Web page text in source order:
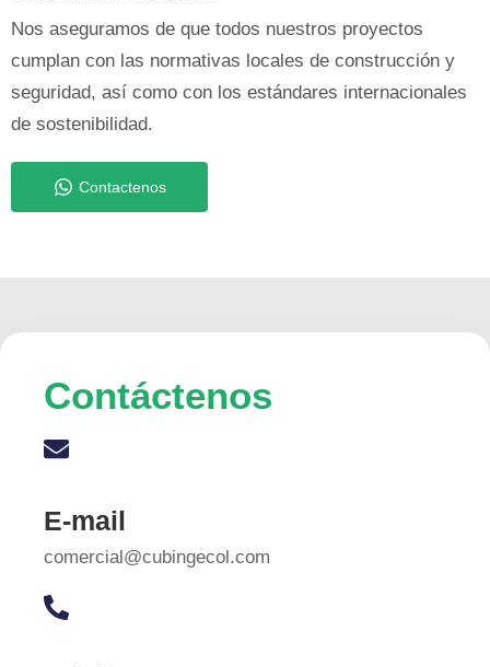
Nos aseguramos de que todos nuestros proyectos
cumplan con las normativas locales de construcción y
seguridad, así como con los estándares internacionales
de sostenibilidad.
Contactenos
Contáctenos
E-mail
comercial@cubingecol.com